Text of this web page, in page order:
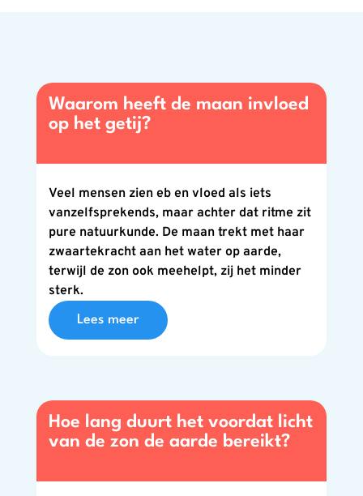
Waarom heeft de maan invloed
op het getij?
Veel mensen zien eb en vloed als iets
vanzelfsprekends, maar achter dat ritme zit
pure natuurkunde. De maan trekt met haar
zwaartekracht aan het water op aarde,
terwijl de zon ook meehelpt, zij het minder
sterk.
Lees meer
Hoe lang duurt het voordat licht
van de zon de aarde bereikt?